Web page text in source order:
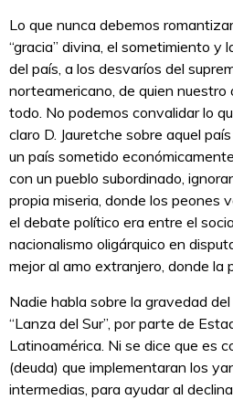
Lo que nunca debemos
“gracia” divina, el sometimiento y
del país, a los desvaríos del
norteamericano, de quien nuestro
todo. No podemos convalidar lo
claro D. Jauretche sobre aquel
un país sometido
con un pueblo subordinado,
propia miseria, donde los peones
el debate político era entre el
nacionalismo oligárquico en
mejor al amo extranjero, donde la
Nadie habla sobre la gravedad
“Lanza del Sur”, por parte de
Latinoamérica. Ni se dice que es
(deuda) que implementaran los
intermedias, para ayudar al